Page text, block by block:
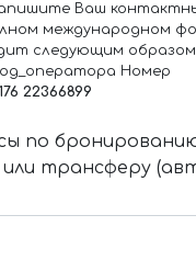
Ваш
международном
следующим образом:
Номер
22366899
по
трансферу